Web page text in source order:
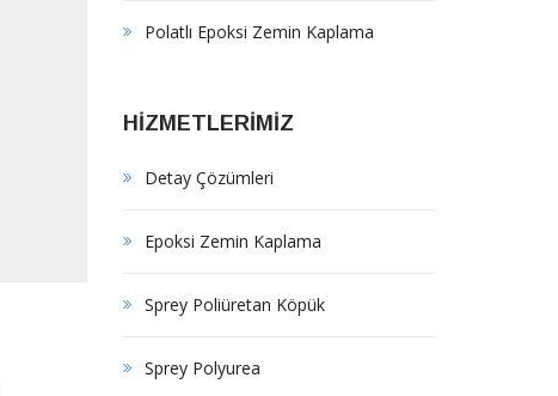
Polatlı Epoksi Zemin Kaplama
HİZMETLERİMİZ
Detay Çözümleri
Epoksi Zemin Kaplama
Sprey Poliüretan Köpük
Sprey Polyurea